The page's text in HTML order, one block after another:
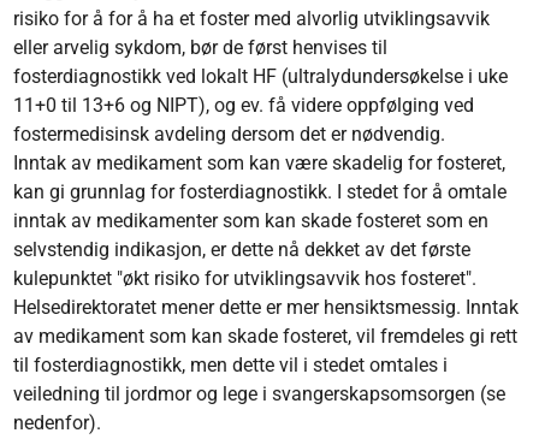
risiko for å for å ha et foster med alvorlig utviklingsavvik
eller arvelig sykdom, bør de først henvises til
fosterdiagnostikk ved lokalt HF (ultralydundersøkelse i uke
11+0 til 13+6 og NIPT), og ev. få videre oppfølging ved
fostermedisinsk avdeling dersom det er nødvendig.
Inntak av medikament som kan være skadelig for fosteret,
kan gi grunnlag for fosterdiagnostikk. I stedet for å omtale
inntak av medikamenter som kan skade fosteret som en
selvstendig indikasjon, er dette nå dekket av det første
kulepunktet "økt risiko for utviklingsavvik hos fosteret".
Helsedirektoratet mener dette er mer hensiktsmessig. Inntak
av medikament som kan skade fosteret, vil fremdeles gi rett
til fosterdiagnostikk, men dette vil i stedet omtales i
veiledning til jordmor og lege i svangerskapsomsorgen (se
nedenfor).